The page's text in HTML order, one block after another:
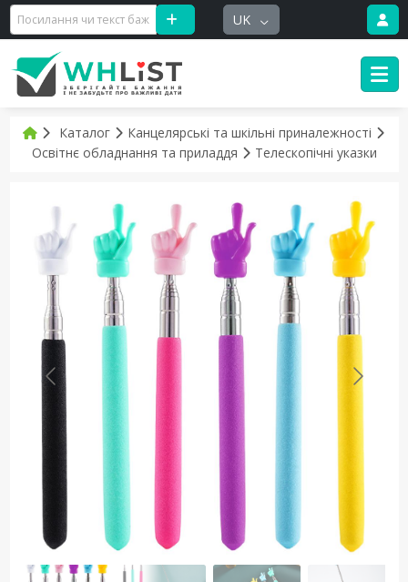
UK
Каталог
Канцелярські та шкільні приналежності
Освітнє обладнання та приладдя
Телескопічні указки